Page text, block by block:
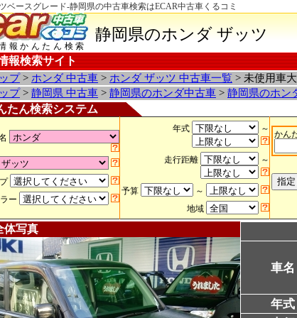
ベースグレード-静岡県の中古車検索はECAR中古車くるコミ
報かんたん検索
静岡県のホンダ ザッツ
報検索サイト
プ> ホンダ 中古車 > ホンダ ザッツ 中古車一覧 > 未使用車
プ> 静岡県 中古車 > 静岡県のホンダ中古車 > 静岡県のホン
たん検索システム
ー
年式 ～
走行距離 ～
予算
～
地域
かん
写真
車名
年式